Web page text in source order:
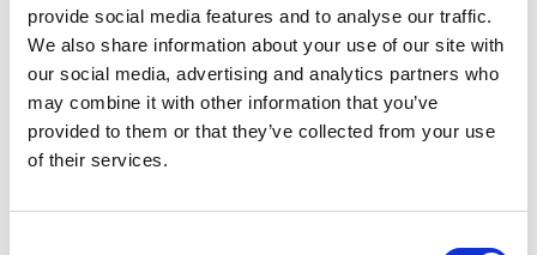
provide social media features and to analyse our traffic.
We also share information about your use of our site with
our social media, advertising and analytics partners who
may combine it with other information that you’ve
provided to them or that they’ve collected from your use
of their services.